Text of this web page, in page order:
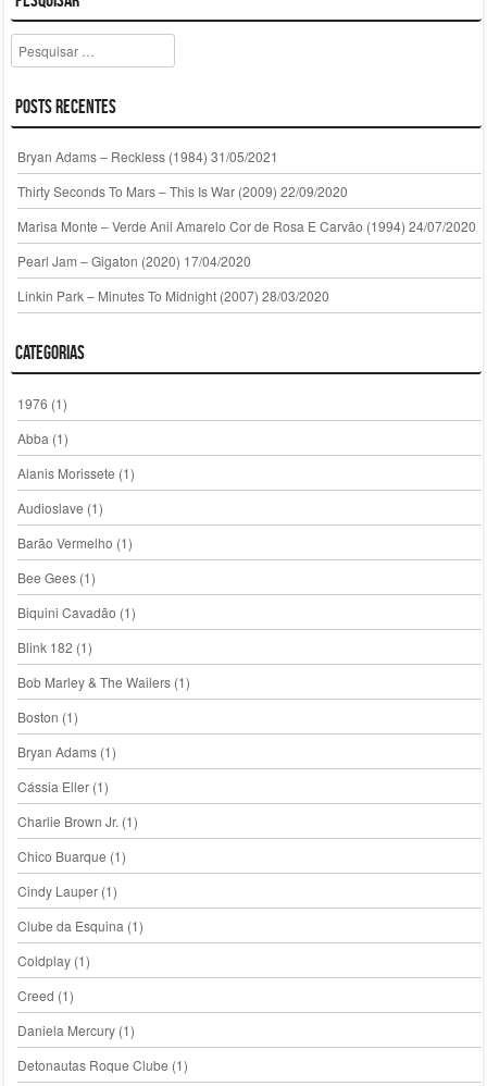
Pesquisar
Posts Recentes
Bryan Adams – Reckless (1984) 31/05/2021
Thirty Seconds To Mars – This Is War (2009) 22/09/2020
Marisa Monte – Verde Anil Amarelo Cor de Rosa E Carvão (1994) 24/07/2020
Pearl Jam – Gigaton (2020) 17/04/2020
Linkin Park – Minutes To Midnight (2007) 28/03/2020
Categorias
1976 (1)
Abba (1)
Alanis Morissete (1)
Audioslave (1)
Barão Vermelho (1)
Bee Gees(1)
Biquini Cavadão (1)
Blink 182 (1)
Bob Marley & The Wailers(1)
Boston (1)
Bryan Adams(1)
Cássia Eller(1)
Charlie Brown Jr. (1)
Chico Buarque (1)
Cindy Lauper(1)
Clube da Esquina (1)
Coldplay(1)
Creed (1)
Daniela Mercury(1)
Detonautas Roque Clube (1)